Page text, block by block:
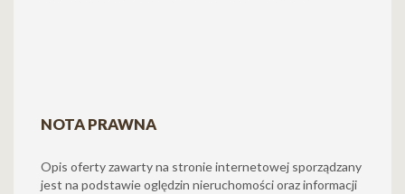
NOTA PRAWNA
Opis oferty zawarty na stronie internetowej sporządzany
jest na podstawie oględzin nieruchomości oraz informacji